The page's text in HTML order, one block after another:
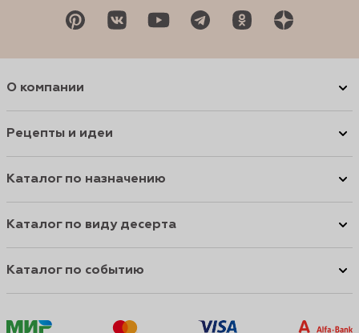
О компании
Рецепты и идеи
Каталог по назначению
Каталог по виду десерта
Каталог по событию